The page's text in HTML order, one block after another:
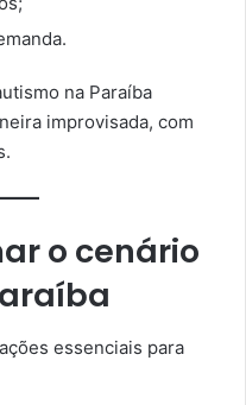
na Paraíba
improvisada, com
o cenário
essenciais para